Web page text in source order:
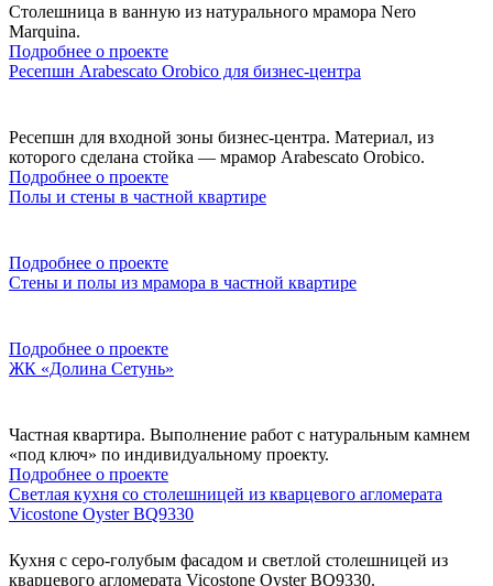
Столешница в ванную из натурального мрамора Nero
Marquina.
Подробнее о проекте
Ресепшн Arabescato Orobico для бизнес-центра
Ресепшн для входной зоны бизнес-центра. Материал, из
которого сделана стойка — мрамор Arabescato Orobico.
Подробнее о проекте
Полы и стены в частной квартире
Подробнее о проекте
Стены и полы из мрамора в частной квартире
Подробнее о проекте
ЖК «Долина Сетунь»
Частная квартира. Выполнение работ с натуральным камнем
«под ключ» по индивидуальному проекту.
Подробнее о проекте
Светлая кухня со столешницей из кварцевого агломерата
Vicostone Oyster BQ9330
Кухня с серо-голубым фасадом и светлой столешницей из
кварцевого агломерата Vicostone Oyster BQ9330.